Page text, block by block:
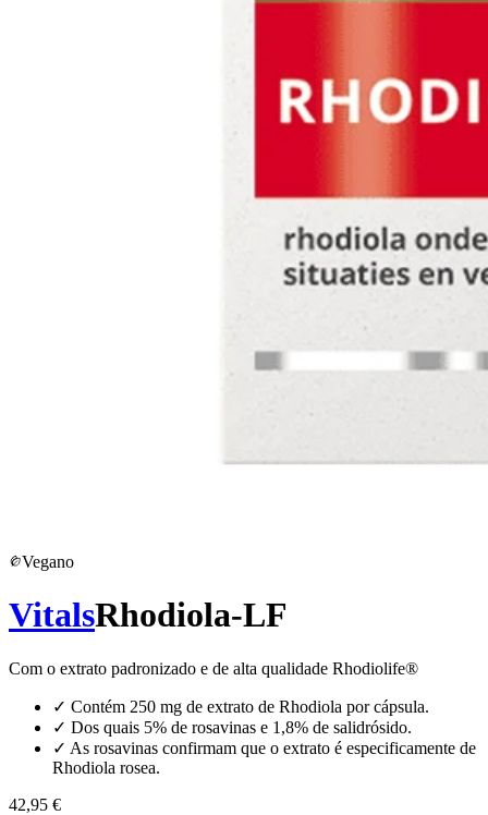
Vegano
VitalsRhodiola-LF
Com o extrato padronizado e de alta qualidade Rhodiolife®
✓ Contém 250 mg de extrato de Rhodiola por cápsula.
✓ Dos quais 5% de rosavinas e 1,8% de salidrósido.
✓ As rosavinas confirmam que o extrato é especificamente de
Rhodiola rosea.
42,95 €